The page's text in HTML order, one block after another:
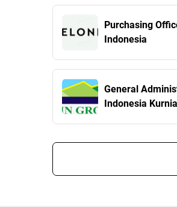
Purchasing
Indonesia
General
Indonesia